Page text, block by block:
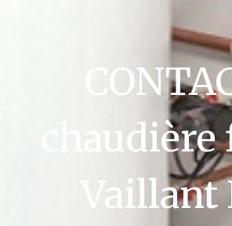
Vaillant